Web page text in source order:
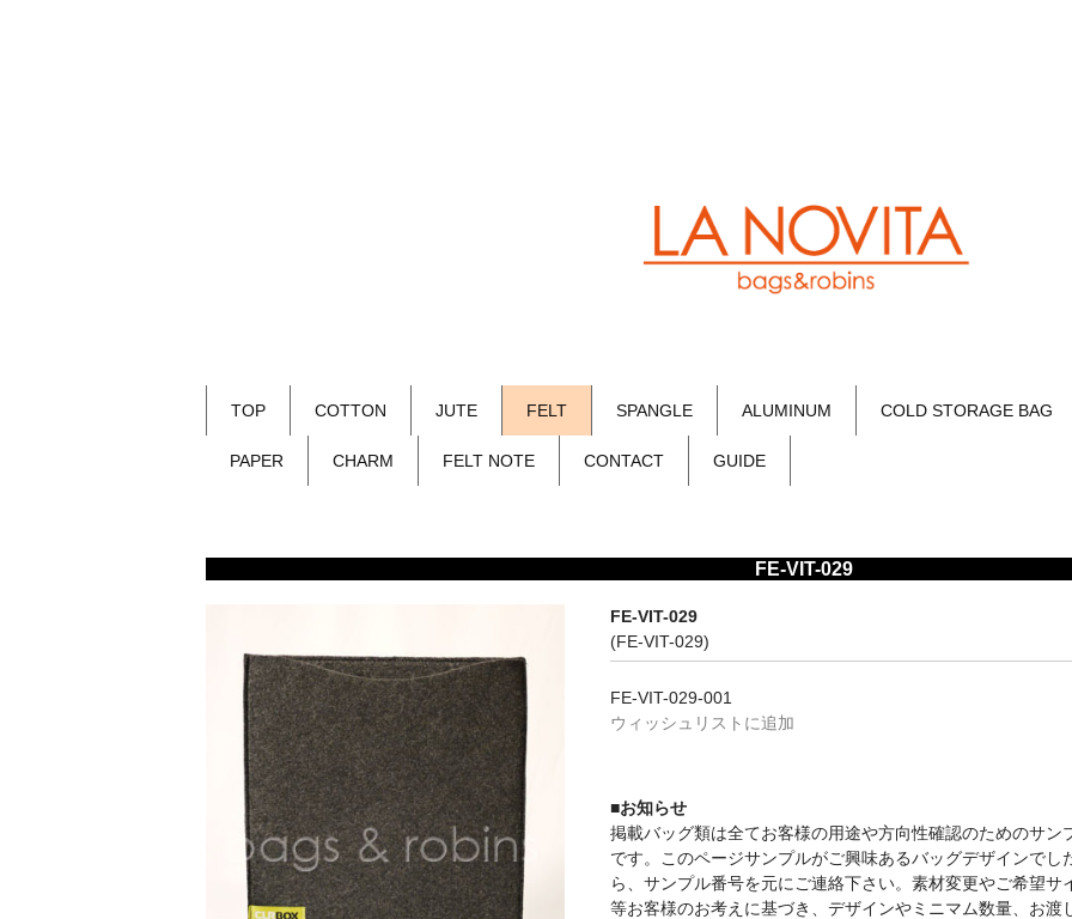
TOP COTTON JUTE FELT SPANGLE ALUMINUM COLD STORAGE BAG
PAPER CHARM FELT NOTE CONTACT GUIDE
FE-VIT-029
FE-VIT-029
(FE-VIT-029)
FE-VIT-029-001
ウィッシュリストに追加
■お知らせ
掲載バッグ類は全てお客様の用途や方向性確認のためのサン
です。このページサンプルがご興味あるバッグデザインでし
ら、サンプル番号を元にご連絡下さい。素材変更やご希望サ
等お客様のお考えに基づき、デザインやミニマム数量、お渡